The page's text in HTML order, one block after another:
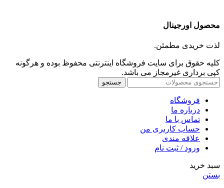
محصول اورجینال
لذت خریدی مطمئن.
کلیه حقوق برای سایت فروشگاه اینترنتی محفوظ بوده و هرگونه
کپی برداری غیرمجاز می باشد.
جستجو
فروشگاه
درباره ما
تماس با ما
حساب کاربری من
علاقه مندی
ورود / ثبت نام
سبد خرید
بستن